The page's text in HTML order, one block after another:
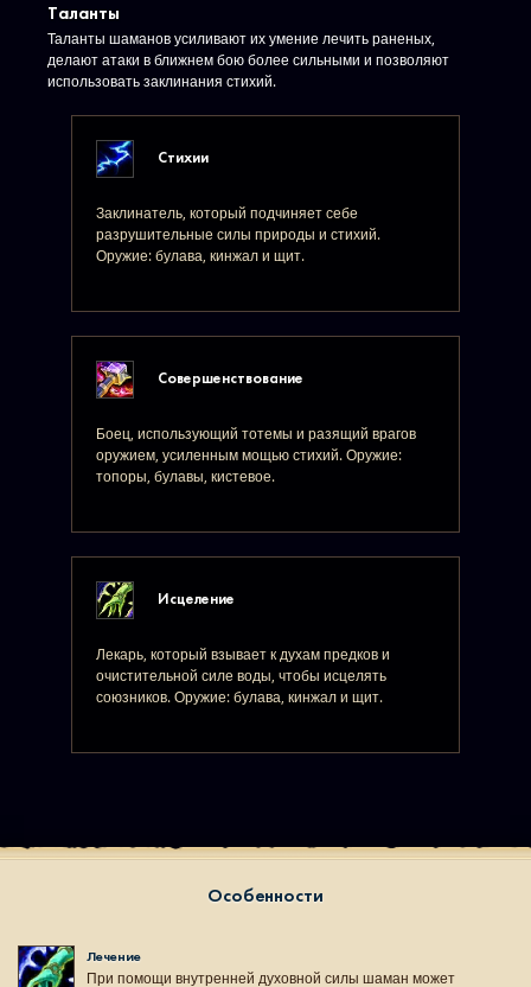
Таланты
Таланты шаманов усиливают их умение лечить раненых,
делают атаки в ближнем бою более сильными и позволяют
использовать заклинания стихий.
Стихии
Заклинатель, который подчиняет себе
разрушительные силы природы и стихий.
Оружие: булава, кинжал и щит.
Совершенствование
Боец, использующий тотемы и разящий врагов
оружием, усиленным мощью стихий. Оружие:
топоры, булавы, кистевое.
Исцеление
Лекарь, который взывает к духам предков и
очистительной силе воды, чтобы исцелять
союзников. Оружие: булава, кинжал и щит.
Особенности
Лечение
При помощи внутренней духовной силы шаман может